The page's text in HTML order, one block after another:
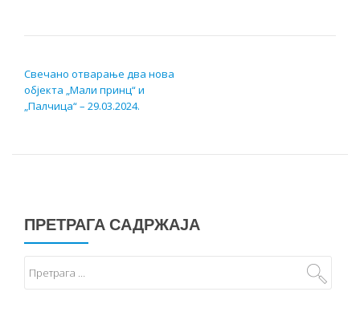
Свечано отварање два нова
објекта „Мали принц“ и
„Палчица“ – 29.03.2024.
ПРЕТРАГА САДРЖАЈА